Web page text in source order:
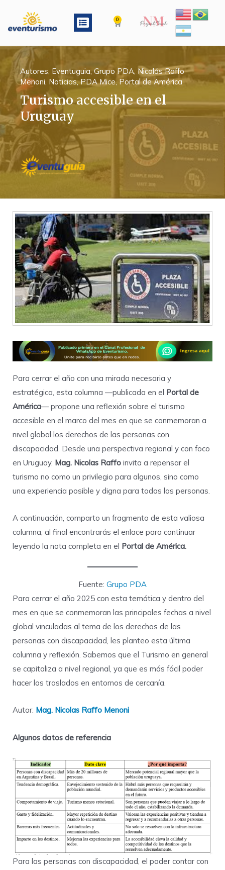
contenido
Menu 0 Cart
Autores, Eventuguia, Grupo PDA, Nicolás Raffo
Menoni, Noticias,PDA Mice, Portal de América
Turismo accesible en el
Uruguay
Para cerrar el año con una mirada necesaria y
estratégica, esta columna —publicada en el Portal de
América— propone una reflexión sobre el turismo
accesible en el marco del mes en que se conmemoran a
nivel global los derechos de las personas con
discapacidad. Desde una perspectiva regional y con foco
en Uruguay, Mag. Nicolas Raffo invita a repensar el
turismo no como un privilegio para algunos, sino como
una experiencia posible y digna para todas las personas.
A continuación, comparto un fragmento de esta valiosa
columna; al final encontrarás el enlace para continuar
leyendo la nota completa en el Portal de América.
Fuente: Grupo PDA
Para cerrar el año 2025 con esta temática y dentro del
mes en que se conmemoran las principales fechas a nivel
global vinculadas al tema de los derechos de las
personas con discapacidad, les planteo esta última
columna y reflexión. Sabemos que el Turismo en general
se capitaliza a nivel regional, ya que es más fácil poder
hacer los traslados en entornos de cercanía.
Autor: Mag. Nicolas Raffo Menoni
Algunos datos de referencia
Para las personas con discapacidad, el poder contar con